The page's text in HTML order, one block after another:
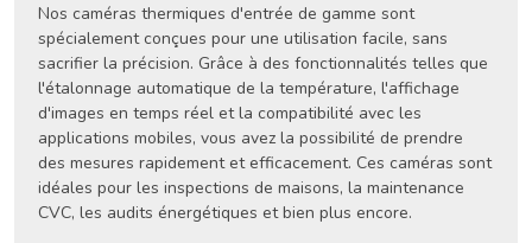
Nos caméras thermiques d'entrée de gamme sont
spécialement conçues pour une utilisation facile, sans
sacrifier la précision. Grâce à des fonctionnalités telles que
l'étalonnage automatique de la température, l'affichage
d'images en temps réel et la compatibilité avec les
applications mobiles, vous avez la possibilité de prendre
des mesures rapidement et efficacement. Ces caméras sont
idéales pour les inspections de maisons, la maintenance
CVC, les audits énergétiques et bien plus encore.